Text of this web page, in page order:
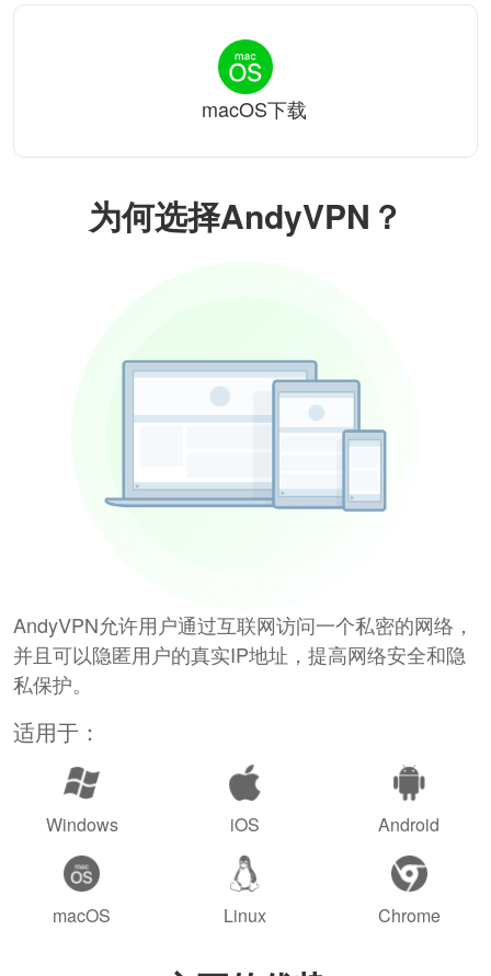
为何选择AndyVPN？
AndyVPN允许用户通过互联网访问一个私密的网络，
并且可以隐匿用户的真实IP地址，提高网络安全和隐
私保护。
适用于：
Windows iOS Android
macOS Linux Chrome
macOS下载